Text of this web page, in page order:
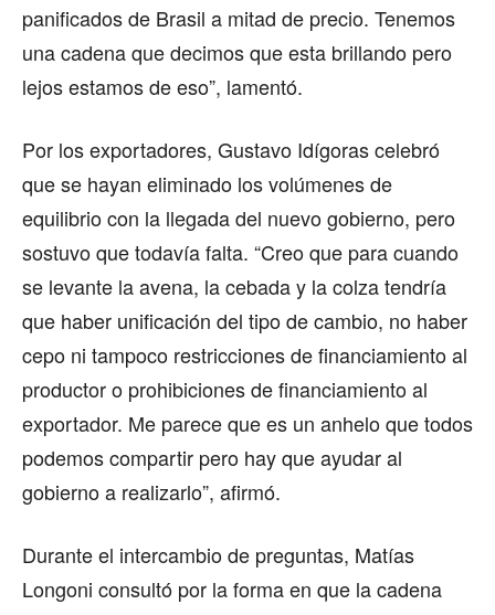
panificados de Brasil a mitad de precio. Tenemos
una cadena que decimos que esta brillando pero
lejos estamos de eso”, lamentó.
Por los exportadores, Gustavo Idígoras celebró
que se hayan eliminado los volúmenes de
equilibrio con la llegada del nuevo gobierno, pero
sostuvo que todavía falta. “Creo que para cuando
se levante la avena, la cebada y la colza tendría
que haber unificación del tipo de cambio, no haber
cepo ni tampoco restricciones de financiamiento al
productor o prohibiciones de financiamiento al
exportador. Me parece que es un anhelo que todos
podemos compartir pero hay que ayudar al
gobierno a realizarlo”, afirmó.
Durante el intercambio de preguntas, Matías
Longoni consultó por la forma en que la cadena